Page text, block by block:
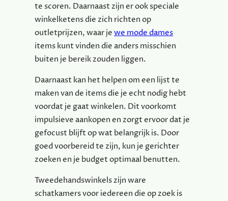
te scoren. Daarnaast zijn er ook speciale
winkelketens die zich richten op
outletprijzen, waar jewe mode dames
items kunt vinden die anders misschien
buiten je bereik zouden liggen.
Daarnaast kan het helpen om een lijst te
maken van de items die je echt nodig hebt
voordat je gaat winkelen. Dit voorkomt
impulsieve aankopen en zorgt ervoor dat je
gefocust blijft op wat belangrijk is. Door
goed voorbereid te zijn, kun je gerichter
zoeken en je budget optimaal benutten.
Tweedehandswinkels zijn ware
schatkamers voor iedereen die op zoek is